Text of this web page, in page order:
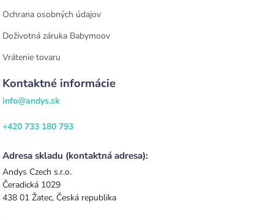
Ochrana osobných údajov
Doživotná záruka Babymoov
Vrátenie tovaru
Kontaktné informácie
info@andys.sk
+420 733 180 793
Adresa skladu (kontaktná adresa):
Andys Czech s.r.o.
Čeradická 1029
438 01 Žatec, Česká republika